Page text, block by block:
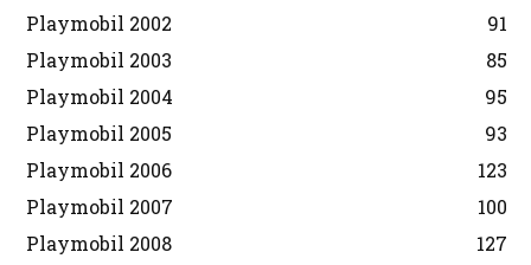
Playmobil 2002
91
Playmobil 2003
85
Playmobil 2004
95
Playmobil 2005
93
Playmobil 2006
123
Playmobil 2007
100
Playmobil 2008
127